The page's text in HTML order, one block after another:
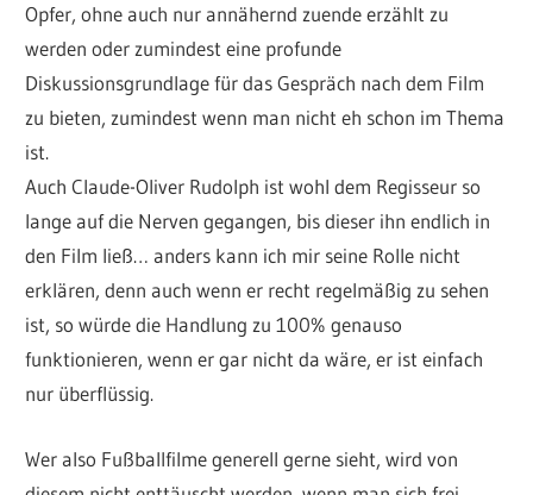
Opfer, ohne auch nur annähernd zuende erzählt zu
werden oder zumindest eine profunde
Diskussionsgrundlage für das Gespräch nach dem Film
zu bieten, zumindest wenn man nicht eh schon im Thema
ist.
Auch Claude-Oliver Rudolph ist wohl dem Regisseur so
lange auf die Nerven gegangen, bis dieser ihn endlich in
den Film ließ… anders kann ich mir seine Rolle nicht
erklären, denn auch wenn er recht regelmäßig zu sehen
ist, so würde die Handlung zu 100% genauso
funktionieren, wenn er gar nicht da wäre, er ist einfach
nur überflüssig.
Wer also Fußballfilme generell gerne sieht, wird von